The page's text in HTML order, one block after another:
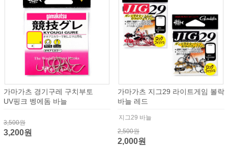
가마가츠 경기구레 구치부토
UV핑크 벵에돔 바늘
3,500원
3,200원
가마가츠 지그29 라이트게임 볼락
바늘 레드
지그29 바늘
2,500원
2,000원